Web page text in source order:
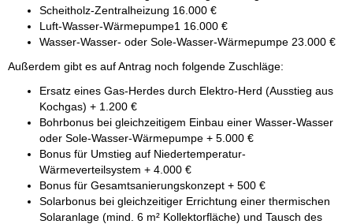
Scheitholz-Zentralheizung 16.000 €
Luft-Wasser-Wärmepumpe1 16.000 €
Wasser-Wasser- oder Sole-Wasser-Wärmepumpe 23.000 €
Außerdem gibt es auf Antrag noch folgende Zuschläge:
Ersatz eines Gas-Herdes durch Elektro-Herd (Ausstieg aus
Kochgas) + 1.200 €
Bohrbonus bei gleichzeitigem Einbau einer Wasser-Wasser
oder Sole-Wasser-Wärmepumpe + 5.000 €
Bonus für Umstieg auf Niedertemperatur-
Wärmeverteilsystem + 4.000 €
Bonus für Gesamtsanierungskonzept + 500 €
Solarbonus bei gleichzeitiger Errichtung einer thermischen
Solaranlage (mind. 6 m² Kollektorfläche) und Tausch des